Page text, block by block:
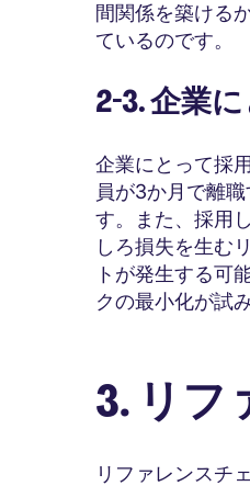
間関係を築ける
ているのです。
2-3. 企業
企業にとって採
員が3か月で離
す。また、採用
しろ損失を生む
トが発生する可
クの最小化が試
3. リフ
リファレンスチ